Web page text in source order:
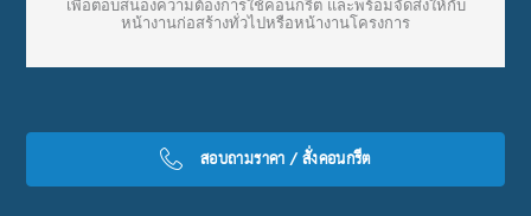
เพื่อตอบสนองความต้องการใช้คอนกรีต และพร้อมจัดส่งให้กับ
หน้างานก่อสร้างทั่วไปหรือหน้างานโครงการ
สอบถามราคา / สั่งคอนกรีต